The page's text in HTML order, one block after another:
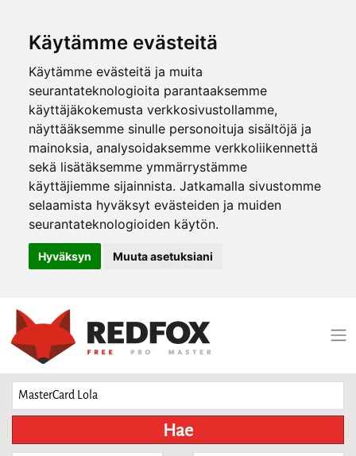
Käytämme evästeitä
Käytämme evästeitä ja muita
seurantateknologioita parantaaksemme
käyttäjäkokemusta verkkosivustollamme,
näyttääksemme sinulle personoituja sisältöjä ja
mainoksia, analysoidaksemme verkkoliikennettä
sekä lisätäksemme ymmärrystämme
käyttäjiemme sijainnista. Jatkamalla sivustomme
selaamista hyväksyt evästeiden ja muiden
seurantateknologioiden käytön.
Hyväksyn Muuta asetuksiani
Hae